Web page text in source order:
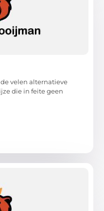
velen alternatieve
die in feite geen